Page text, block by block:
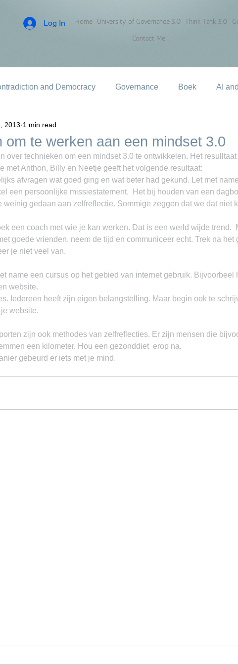
Log In Home University of Governance 5.0 Think Tank 5.0
Contact Me
and Democracy Governance Boek AI
om te werken aan een mindset 3.0
2013 1 min read
over technieken om een mindset 3.0 te ontwikkelen. Het
met Anthon, Billy en Neetje geeft het volgende resultaat:
afvragen wat goed ging en wat beter had gekund. Let met
een persoonlijke missiestatement.  Het bij houden van een
weinig gedaan aan zelfreflectie. Sommige zeggen dat we dat niet
een coach met wie je kan werken. Dat is een werld wijde trend.
goede vrienden. neem de tijd en communiceer echt. Trek na het
je niet veel van.
name een cursus op het gebied van internet gebruik. Bijvoorbeel
website.
Iedereen heeft zijn eigen belangstelling. Maar begin ook te
website.
zijn ook methodes van zelfreflecties. Er zijn mensen die
een kilometer. Hou een gezonddiet  erop na.
gebeurd er iets met je mind.